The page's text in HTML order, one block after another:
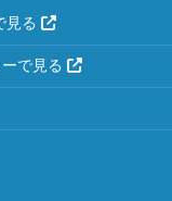
見る
で見る